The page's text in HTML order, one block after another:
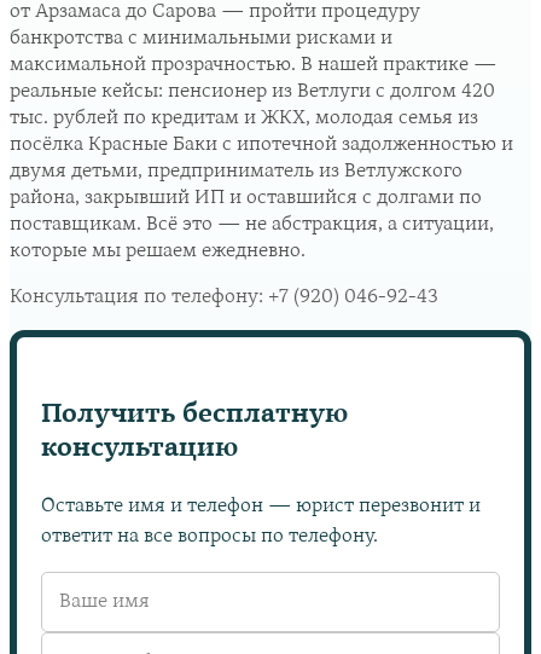
от Арзамаса до Сарова — пройти процедуру
банкротства с минимальными рисками и
максимальной прозрачностью. В нашей практике —
реальные кейсы: пенсионер из Ветлуги с долгом 420
тыс. рублей по кредитам и ЖКХ, молодая семья из
посёлка Красные Баки с ипотечной задолженностью и
двумя детьми, предприниматель из Ветлужского
района, закрывший ИП и оставшийся с долгами по
поставщикам. Всё это — не абстракция, а ситуации,
которые мы решаем ежедневно.
Консультация по телефону: +7 (920) 046-92-43
Получить бесплатную
консультацию
Оставьте имя и телефон — юрист перезвонит и
ответит на все вопросы по телефону.